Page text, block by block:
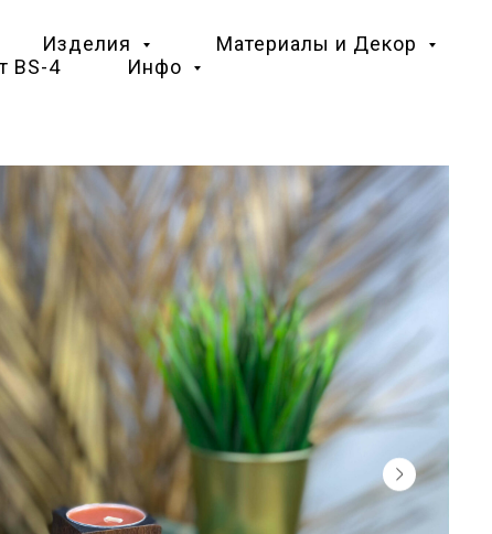
Изделия Материалы и Декор
BS-4
Инфо